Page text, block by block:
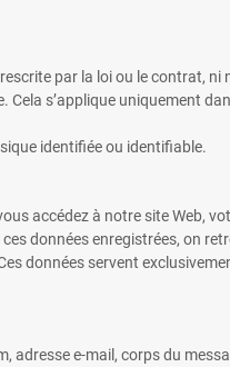
par la loi ou le contrat, ni
Cela s’applique uniquement
identifiée ou identifiable.
accédez à notre site Web,
données enregistrées, on
données servent
e-mail, corps du